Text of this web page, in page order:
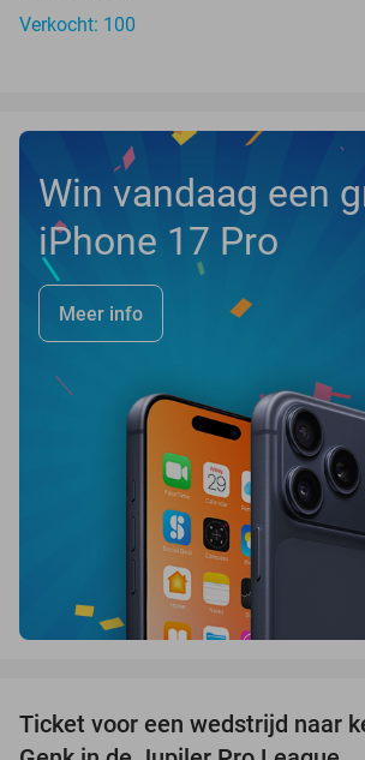
Verkocht: 100
Win vandaag een
iPhone 17 Pro
Meer info
Ticket voor een wedstrijd naar